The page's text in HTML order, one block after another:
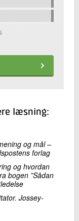
læsning:
og mål –
forlag
og hvordan
bogen ”Sådan
Jossey-